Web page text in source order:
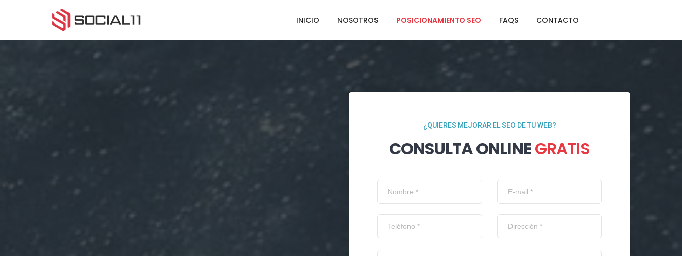
INICIO NOSOTROS POSICIONAMIENTO SEO FAQS CONTACTO
¿QUIERES MEJORAR EL SEO DE TU WEB?
CONSULTA ONLINEGRATIS